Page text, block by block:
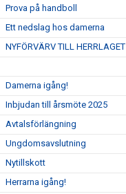
Prova på handboll
Ett nedslag hos damerna
NYFÖRVÄRV TILL HERRLAGET
Damerna igång!
Inbjudan till årsmöte 2025
Avtalsförlängning
Ungdomsavslutning
Nytillskott
Herrarna igång!